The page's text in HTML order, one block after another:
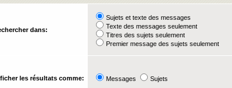
dans:
Sujets et texte des messages
Texte des messages seulement
Titres des sujets seulement
Premier message des sujets seulement
les résultats comme: Messages Sujets